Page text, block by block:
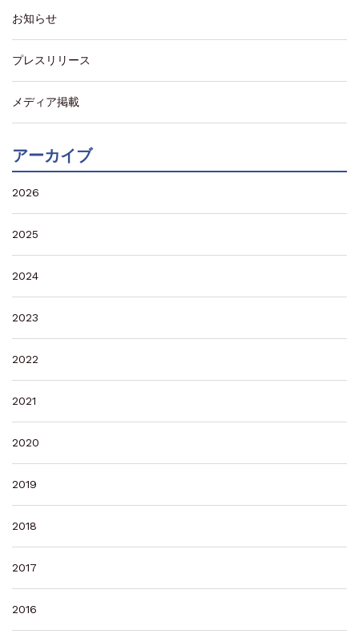
お知らせ
プレスリリース
メディア掲載
アーカイブ
2026
2025
2024
2023
2022
2021
2020
2019
2018
2017
2016